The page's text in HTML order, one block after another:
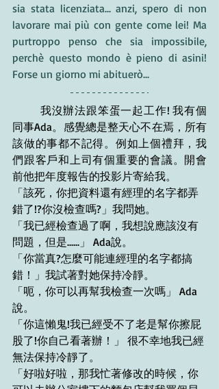
sia stata licenziata... anzi, spero di non
lavorare mai più con gente come lei! Ma
purtroppo penso che sia impossibile,
perchè questo mondo è pieno di asini!
Forse un giorno mi abituerò...
我沒辦法跟笨蛋一起工作! 我有個
同事Ada。感覺總是整天心不在焉，所有
該做的事都不記得。例如上個禮拜，我
們跟客戶和上司有個重要的會議。開會
前他把年度報告的投影片寄給我。
「該死，你把資料還有經理的名字都弄
錯了!?你沒檢查嗎?」我問她。
「我已經檢查過了啊，我想說應該沒有
問題，但是......」 Ada說。
「你當真?怎麼可能連經理的名字都搞
錯！」我試著對她保持冷靜。
「呃，你可以再幫我檢查一次嗎」 Ada
說。
「你這懶鬼!我已經受不了老是幫你擦屁
股了!你自己看著辦！」 很不幸地我已經
無法保持冷靜了。
「好啦好啦，那我忙著修改的時候，你